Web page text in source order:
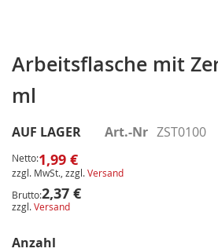
Arbeitsflasche mit
ml
AUF LAGER Art.-Nr ZST0100
Netto:1,99 €
zzgl. MwSt., zzgl.Versand
Brutto:2,37 €
zzgl.Versand
Anzahl
Anfang
der
Bildergalerie